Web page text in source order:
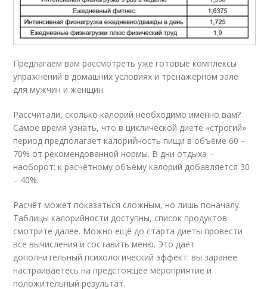
Предлагаем вам рассмотреть уже готовые комплексы
упражнений в домашних условиях и тренажерном зале
для мужчин и женщин.
Рассчитали, сколько калорий необходимо именно вам?
Самое время узнать, что в циклической диете «строгий»
период предполагает калорийность пищи в объёме 60 –
70% от рекомендованной нормы. В дни отдыха –
наоборот: к расчётному объёму калорий добавляется 30
– 40%.
Расчёт может показаться сложным, но лишь поначалу.
Таблицы калорийности доступны, список продуктов
смотрите далее. Можно ещё до старта диеты провести
все вычисления и составить меню. Это даёт
дополнительный психологический эффект: вы заранее
настраиваетесь на предстоящее мероприятие и
положительный результат.